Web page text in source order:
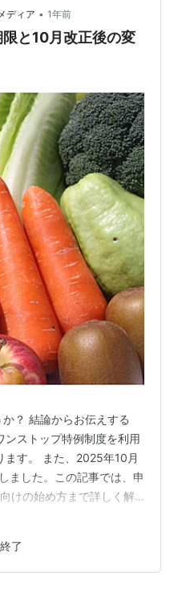
ディア • 1年前
と10月改正後の変
？ 結論からお伝えする
ストップ特例制度を利用
ます。 また、2025年10月
ました。この記事では、申
けの始め方まで詳しく解
後（ポイント付与禁止）
了